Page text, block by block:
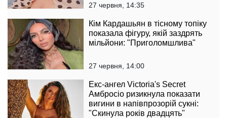
27 червня, 14:35
Кім Кардашьян в тісному топіку
показала фігуру, якій заздрять
мільйони: "Приголомшлива"
27 червня, 14:00
Екс-ангел Victoria's Secret
Амбросіо ризикнула показати
вигини в напівпрозорій сукні:
"Скинула років двадцять"